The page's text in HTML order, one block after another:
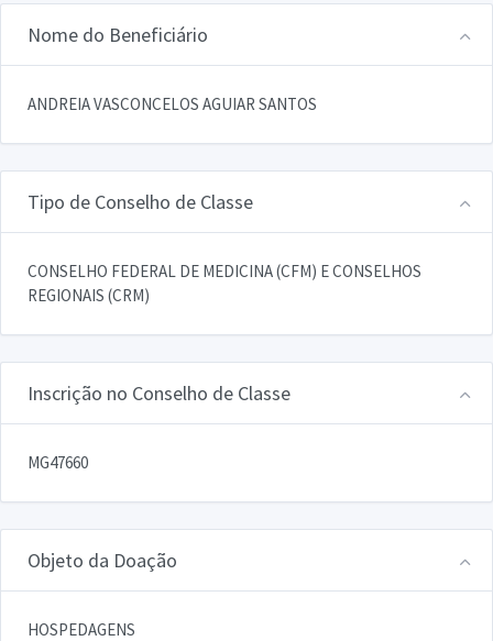
Nome do Beneficiário
ANDREIA VASCONCELOS AGUIAR SANTOS
Tipo de Conselho de Classe
CONSELHO FEDERAL DE MEDICINA (CFM) E CONSELHOS
REGIONAIS (CRM)
Inscrição no Conselho de Classe
MG47660
Objeto da Doação
HOSPEDAGENS